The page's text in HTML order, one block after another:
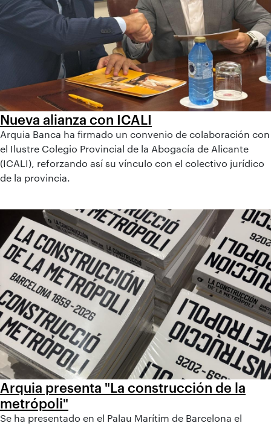
Nueva alianza con ICALI
Arquia Banca ha firmado un convenio de colaboración con
el Ilustre Colegio Provincial de la Abogacía de Alicante
(ICALI), reforzando así su vínculo con el colectivo jurídico
de la provincia.
Arquia presenta "La construcción de la
metrópoli"
Se ha presentado en el Palau Marítim de Barcelona el